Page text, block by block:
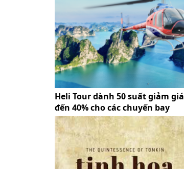
Heli Tour dành 50 suất giảm giá
đến 40% cho các chuyến bay
ngắm vịnh Hạ Long